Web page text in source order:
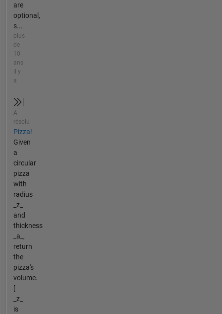
are
optional,
s...
plus
de
10
ans
il y
a
A
résolu
Pizza!
Given
a
circular
pizza
with
radius
_z_
and
thickness
_a_,
return
the
pizza's
volume.
[
_z_
is